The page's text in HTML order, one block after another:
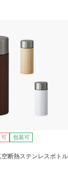
包装可
断熱ステンレスボトル